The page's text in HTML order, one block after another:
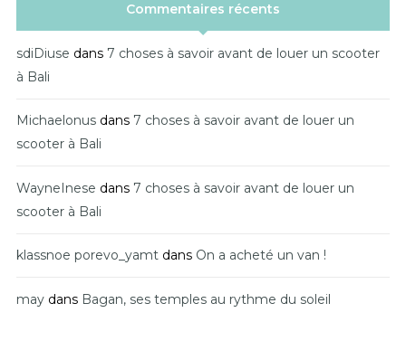
Commentaires récents
sdiDiuse dans 7 choses à savoir avant de louer un scooter
à Bali
Michaelonus dans 7 choses à savoir avant de louer un
scooter à Bali
WayneInese dans 7 choses à savoir avant de louer un
scooter à Bali
klassnoe porevo_yamt dans On a acheté un van !
may dans Bagan, ses temples au rythme du soleil